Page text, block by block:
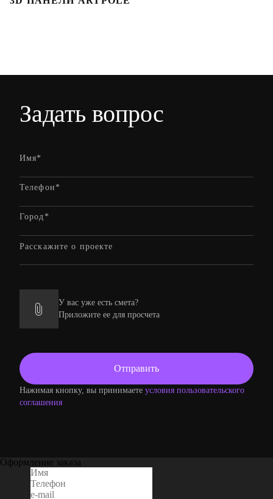
Задать вопрос
У вас уже есть смета?
Приложите ее для просчета
Нажимая кнопку, вы принимаете условия пользовательского
соглашения
Оформление заказа